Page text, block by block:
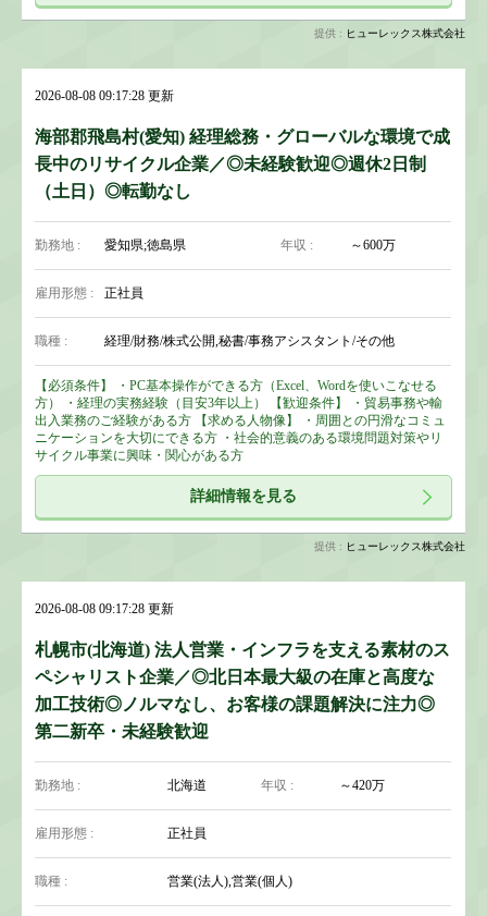
提供 : ヒューレックス株式会社
2026-08-08 09:17:28 更新
海部郡飛島村(愛知) 経理総務・グローバルな環境で成
長中のリサイクル企業／◎未経験歓迎◎週休2日制
（土日）◎転勤なし
勤務地 : 愛知県;徳島県 年収 : ～600万
雇用形態 : 正社員
職種 : 経理/財務/株式公開,秘書/事務アシスタント/その他
【必須条件】 ・PC基本操作ができる方（Excel、Wordを使いこなせる
方） ・経理の実務経験（目安3年以上） 【歓迎条件】 ・貿易事務や輸
出入業務のご経験がある方 【求める人物像】 ・周囲との円滑なコミュ
ニケーションを大切にできる方 ・社会的意義のある環境問題対策やリ
サイクル事業に興味・関心がある方
詳細情報を見る
提供 : ヒューレックス株式会社
2026-08-08 09:17:28 更新
札幌市(北海道) 法人営業・インフラを支える素材のス
ペシャリスト企業／◎北日本最大級の在庫と高度な
加工技術◎ノルマなし、お客様の課題解決に注力◎
第二新卒・未経験歓迎
勤務地 : 北海道 年収 : ～420万
雇用形態 : 正社員
職種 : 営業(法人),営業(個人)